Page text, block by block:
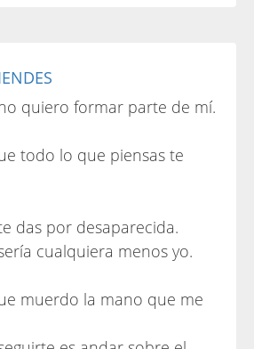
quiero formar parte de mí.
todo lo que piensas te
das por desaparecida.
cualquiera menos yo.
muerdo la mano que me